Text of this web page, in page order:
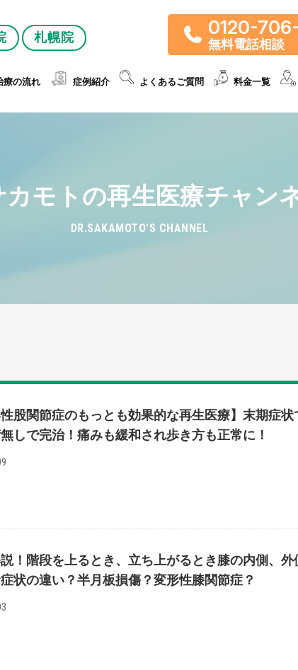
札幌院 0120-
無料電話相談
療の流れ 症例紹介 よくあるご質問 料金一覧
カモトの再生医療チャン
DR.SAKAMOTO'S CHANNEL
性股関節症のもっとも効果的な再生医療】末期症状
しで完治！痛みも緩和され歩き方も正常に！
！階段を上るとき、立ち上がるとき膝の内側、外
状の違い？半月板損傷？変形性膝関節症？